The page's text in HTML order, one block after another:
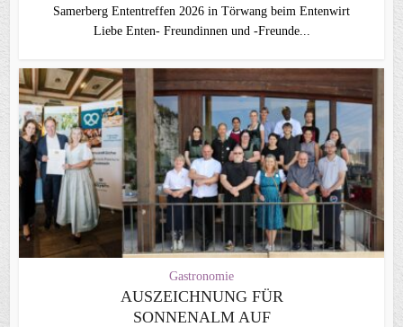
Samerberg Ententreffen 2026 in Törwang beim Entenwirt
Liebe Enten- Freundinnen und -Freunde...
Gastronomie
AUSZEICHNUNG FÜR
SONNENALM AUF